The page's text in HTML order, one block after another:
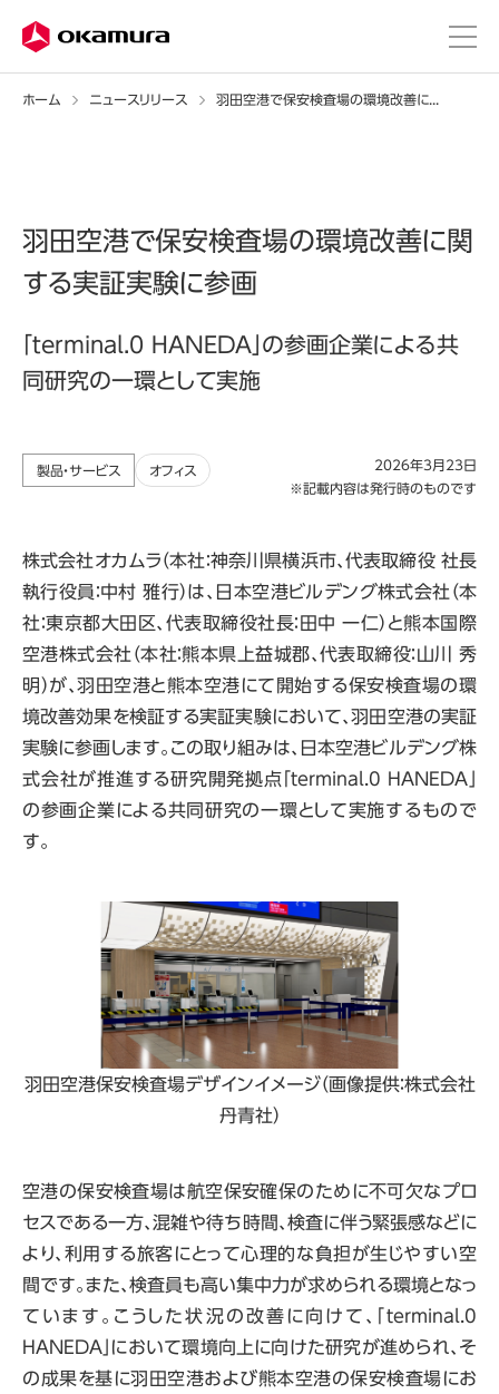
ホーム ニュースリリース
羽田空港で保安検査場の環境改善に関
する実証実験に参画
「terminal.0 HANEDA」の参画企業による共
同研究の一環として実施
製品・サービス オフィス
2026年3月23日
※記載内容は発行時のものです
株式会社オカムラ（本社：神奈川県横浜市、代表取締役 社長
執行役員：中村 雅行）は、 日本空港ビルデング株式会社（本
社：東京都大田区、代表取締役社長：田中 一仁）と熊本国際
空港株式会社（本社：熊本県上益城郡、代表取締役：山川 秀
明）が、羽田空港と熊本空港にて開始する保安検査場の環
境改善効果を検証する実証実験において、羽田空港の実証
実験に参画します。この取り組みは、日本空港ビルデング株
式会社が推進する研究開発拠点「terminal.0 HANEDA」
の参画企業による共同研究の一環として実施するもので
す。
羽田空港保安検査場デザインイメージ（画像提供：株式会社
丹青社）
空港の保安検査場は航空保安確保のために不可欠なプロ
セスである一方、混雑や待ち時間、検査に伴う緊張感などに
より、利用する旅客にとって心理的な負担が生じやすい空
間です。また、検査員も高い集中力が求められる環境となっ
ています。こうした状況の改善に向けて、「terminal.0
HANEDA」において環境向上に向けた研究が進められ、そ
の成果を基に羽田空港および熊本空港の保安検査場にお